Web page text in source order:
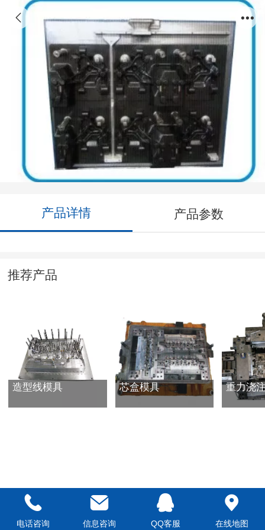
造型线模具
产品详情 产品参数
推荐产品
造型线模具 芯盒模具 重力浇
电话咨询 信息咨询 QQ客服 在线地图